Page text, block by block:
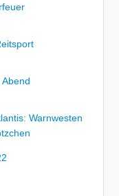
Warnwesten